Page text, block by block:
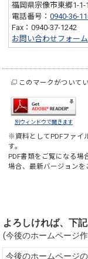
福岡県宗像市東郷1-1-1
電話番号：0940-36-
Fax：0940-37-1242
お問い合わせフォー
このマークがついて
別ウィンドウで開きます
※資料としてPDFファイ
す。
PDF書類をご覧になる場
場合、最新バージョンを